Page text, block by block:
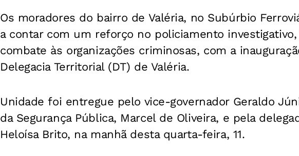
Os moradores do bairro de Valéria, no Subúrbio
a contar com um reforço no policiamento
combate às organizações criminosas, com a
Delegacia Territorial (DT) de Valéria.
Unidade foi entregue pelo vice-governador Geraldo
da Segurança Pública, Marcel de Oliveira, e pela
Heloísa Brito, na manhã desta quarta-feira, 11.